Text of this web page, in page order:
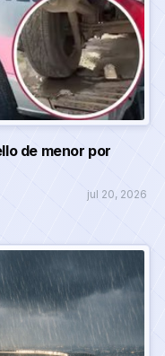
de menor por
jul 20, 2026